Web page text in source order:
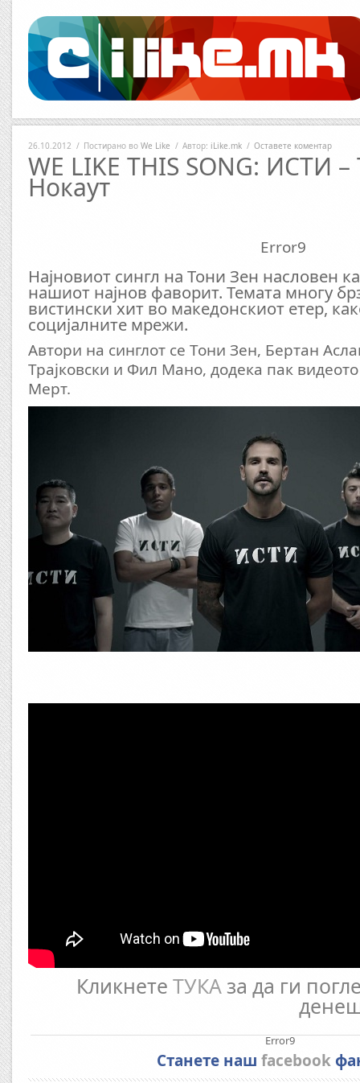
26.10.2012 / Постирано во We Like / Автор: iLike.mk / Оставете коментар
WE LIKE THIS SONG: ИСТИ
Нокаут
Error9
Најновиот сингл на Тони Зен насловен
нашиот најнов фаворит. Темата многу
вистински хит во македонскиот етер,
социјалните мрежи.
Автори на синглот се Тони Зен, Бертан
Трајковски и Фил Мано, додека пак
Мерт.
Кликнете ТУКАза да ги
Станете наш facebook
Error9